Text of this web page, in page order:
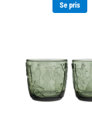
Se pris